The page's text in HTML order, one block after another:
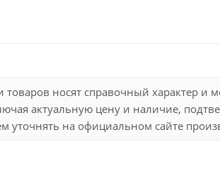
носят справочный характер и
актуальную цену и наличие,
на официальном сайте